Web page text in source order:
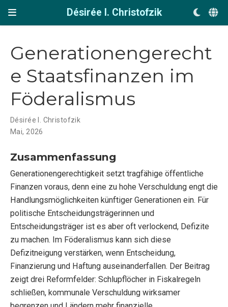
Désirée I. Christofzik
Generationengerecht
e Staatsfinanzen im
Föderalismus
Désirée I. Christofzik
Mai, 2026
Zusammenfassung
Generationengerechtigkeit setzt tragfähige öffentliche
Finanzen voraus, denn eine zu hohe Verschuldung engt die
Handlungsmöglichkeiten künftiger Generationen ein. Für
politische Entscheidungsträgerinnen und
Entscheidungsträger ist es aber oft verlockend, Defizite
zu machen. Im Föderalismus kann sich diese
Defizitneigung verstärken, wenn Entscheidung,
Finanzierung und Haftung auseinanderfallen. Der Beitrag
zeigt drei Reformfelder: Schlupflöcher in Fiskalregeln
schließen, kommunale Verschuldung wirksamer